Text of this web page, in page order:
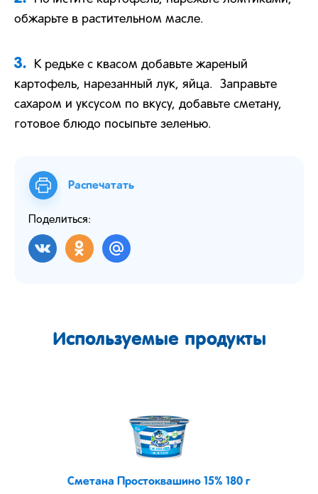
обжарьте в растительном масле.
3.
К редьке с квасом добавьте жареный
картофель, нарезанный лук, яйца.
Заправьте
сахаром и уксусом по вкусу, добавьте сметану,
готовое блюдо посыпьте зеленью.
Распечатать
Поделиться:
Используемые продукты
Сметана Простоквашино 15% 180 г